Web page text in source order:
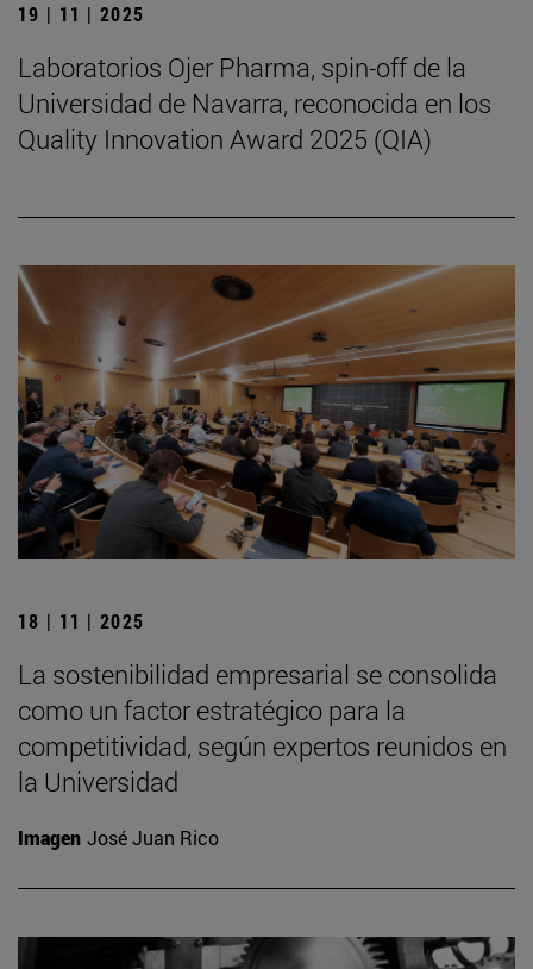
19 | 11 | 2025
Laboratorios Ojer Pharma, spin-off de la
Universidad de Navarra, reconocida en los
Quality Innovation Award 2025 (QIA)
18 | 11 | 2025
La sostenibilidad empresarial se consolida
como un factor estratégico para la
competitividad, según expertos reunidos en
la Universidad
Imagen José Juan Rico